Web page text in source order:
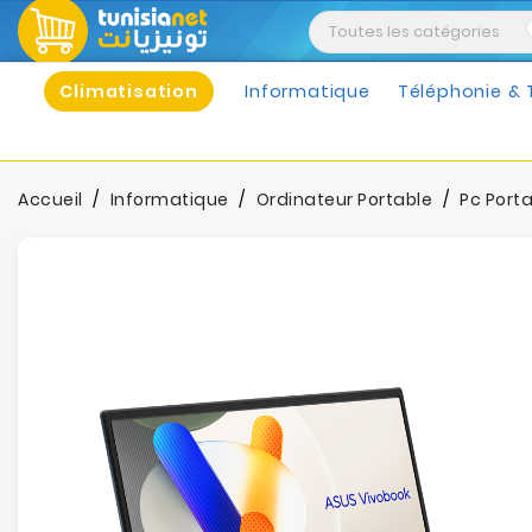
Climatisation Informatique Téléphonie &
Accueil Informatique Ordinateur Portable Pc